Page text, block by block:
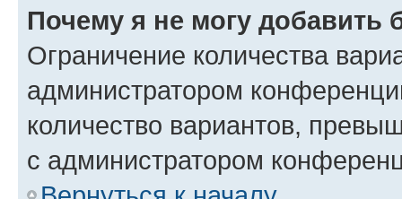
Почему я не могу добавить
Ограничение количества
администратором
количество вариантов,
с администратором